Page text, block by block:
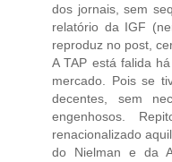
dos jornais, sem
relatório da IGF
reproduz no post,
A TAP está falida
mercado. Pois se
decentes, sem
engenhosos.
renacionalizado
do Nielman e da